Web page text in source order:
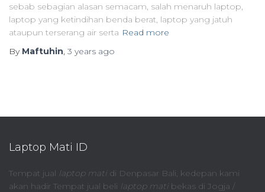
sebab sebagian alasan semacam, salah menaruh laptop,
laptop yang ketindihan benda berat, laptop yang jatuh
ataupun terserang air serta Read more
By Maftuhin, 3 years ago
Laptop Mati ID
Tempat jual laptop matidi Denpasar Bali, kedepan kami
akan hadir Tempat jual beli laptop matibekas di Jogja /